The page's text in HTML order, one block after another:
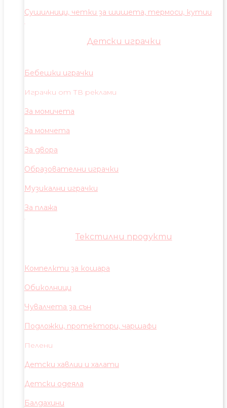
Сушилници, четки за шишета, термоси, кутии
Детски играчки
Бебешки играчки
Играчки от ТВ реклами
За момичета
За момчета
За двора
Образователни играчки
Музикални играчки
За плажа
Текстилни продукти
Компелкти за кошара
Обиколници
Чувалчета за сън
Подложки, протектори, чаршафи
Пелени
Детски хавлии и халати
Детски одеяла
Балдахини